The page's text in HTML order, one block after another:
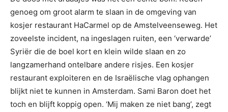
genoeg om groot alarm te slaan in de omgeving van
kosjer restaurant HaCarmel op de Amstelveenseweg. Het
zoveelste incident, na ingeslagen ruiten, een ‘verwarde’
Syriër die de boel kort en klein wilde slaan en zo
langzamerhand ontelbare andere risjes. Een kosjer
restaurant exploiteren en de Israëlische vlag ophangen
blijkt niet te kunnen in Amsterdam. Sami Baron doet het
toch en blijft koppig open. ‘Mij maken ze niet bang’, zegt